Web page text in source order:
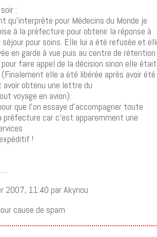
:
qu’interprète pour Médecins du Monde je
à la préfecture pour obtenir la réponse à
pour soins. Elle lui a été refusée et
en garde à vue puis au centre de rétention
faire appel de la décision sinon elle était
(Finalement elle a été libérée après avoir été
avoir obtenu une lettre du
voyage en avion).
que l’on essaye d’accompagner toute
préfecture car c’est apparemment une
!
2007, 11:40 par Akynou
cause de spam